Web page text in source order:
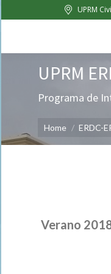
UPRM
UPRM
Programa de
You are here:
Home ERDC-
Verano